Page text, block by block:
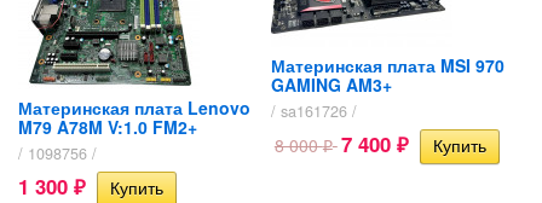
Материнская плата Lenovo
M79 A78M V:1.0 FM2+
/ 1098756 /
1 300 ₽
Материнская плата MSI 970
GAMING AM3+
/ sa161726 /
8 000₽ 7 400 ₽